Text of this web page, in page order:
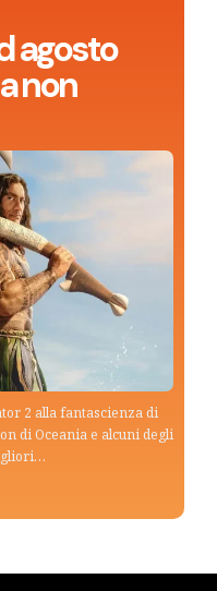
agosto
non
2 alla fantascienza di
di Oceania e alcuni degli